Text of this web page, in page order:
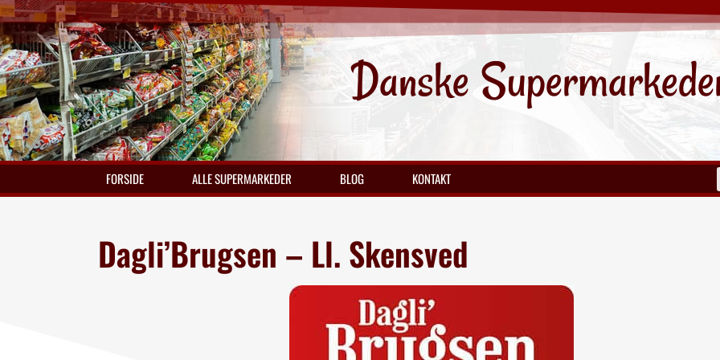
Danske
FORSIDE ALLE SUPERMARKEDER BLOG KONTAKT
Dagli’Brugsen – Ll. Skensved